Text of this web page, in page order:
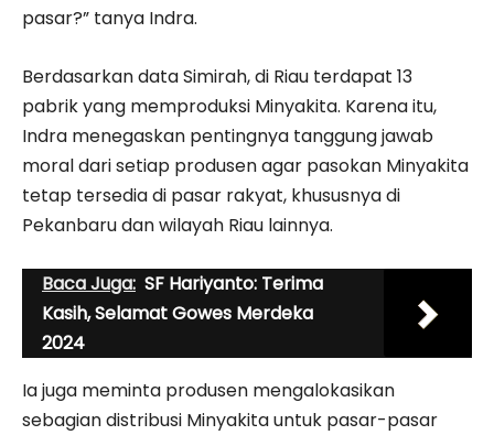
pasar?” tanya Indra.
Berdasarkan data Simirah, di Riau terdapat 13
pabrik yang memproduksi Minyakita. Karena itu,
Indra menegaskan pentingnya tanggung jawab
moral dari setiap produsen agar pasokan Minyakita
tetap tersedia di pasar rakyat, khususnya di
Pekanbaru dan wilayah Riau lainnya.
Baca Juga: SF Hariyanto: Terima
Kasih, Selamat Gowes Merdeka
2024
Ia juga meminta produsen mengalokasikan
sebagian distribusi Minyakita untuk pasar-pasar